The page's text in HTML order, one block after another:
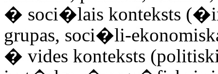
� soci�lais konteksts
grupas, soci�li-
� vides konteksts